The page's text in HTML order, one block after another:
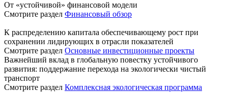
От «устойчивой» финансовой модели
Смотрите раздел Финансовый обзор
К распределению капитала обеспечивающему рост при
сохранении лидирующих в отрасли показателей
Смотрите раздел Основные инвестиционные проекты
Важнейший вклад в глобальную повестку устойчивого
развития: поддержание перехода на экологически чистый
транспорт
Смотрите раздел Комплексная экологическая программа